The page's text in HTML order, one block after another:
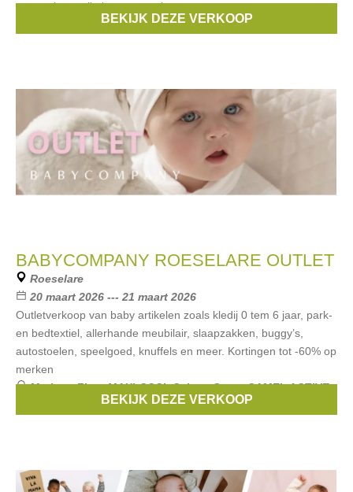
verzorgingsartikelen, verzorgingstassen,
bobux,Bla Bla Bla,Taf toys,Bébé-jou
BEKIJK DEZE VERKOOP
BABYCOMPANY ROESELARE OUTLET
Roeselare
20 maart 2026 --- 21 maart 2026
Outletverkoop van baby artikelen zoals kledij 0 tem 6 jaar, park-
en bedtextiel, allerhande meubilair, slaapzakken, buggy’s,
autostoelen, speelgoed, knuffels en meer. Kortingen tot -60% op
merken
Merken:First,MAXI-COSI,Cybex,Quax,CAMEL ACTIVE,
BEKIJK DEZE VERKOOP